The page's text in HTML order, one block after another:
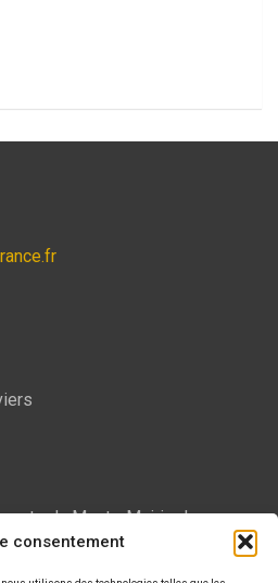
consentement
du Mont - Mairie de